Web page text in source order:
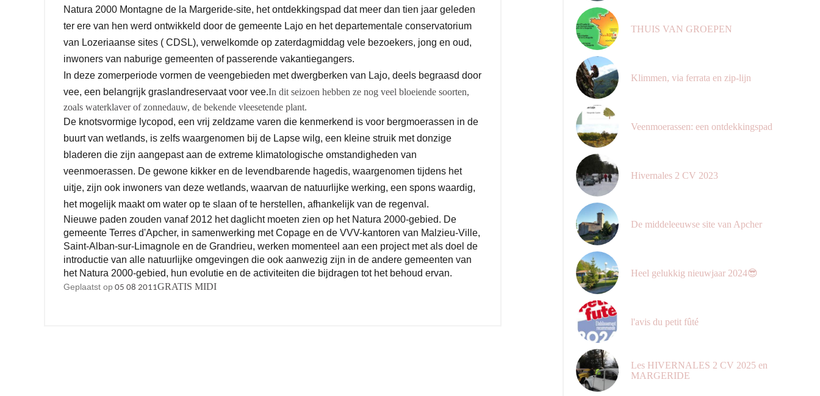
Natura 2000 Montagne de la Margeride-site, het ontdekkingspad dat meer dan tien jaar geleden
ter ere van hen werd ontwikkeld door de gemeente Lajo en het departementale conservatorium
van Lozeriaanse sites ( CDSL), verwelkomde op zaterdagmiddag vele bezoekers, jong en oud,
inwoners van naburige gemeenten of passerende vakantiegangers.
In deze zomerperiode vormen de veengebieden met dwergberken van Lajo, deels begraasd door
vee, een belangrijk graslandreservaat voor vee.In dit seizoen hebben ze nog veel bloeiende soorten,
zoals waterklaver of zonnedauw, de bekende vleesetende plant.
De knotsvormige lycopod, een vrij zeldzame varen die kenmerkend is voor bergmoerassen in de
buurt van wetlands, is zelfs waargenomen bij de Lapse wilg, een kleine struik met donzige
bladeren die zijn aangepast aan de extreme klimatologische omstandigheden van
veenmoerassen. De gewone kikker en de levendbarende hagedis, waargenomen tijdens het
uitje, zijn ook inwoners van deze wetlands, waarvan de natuurlijke werking, een spons waardig,
het mogelijk maakt om water op te slaan of te herstellen, afhankelijk van de regenval.
Nieuwe paden zouden vanaf 2012 het daglicht moeten zien op het Natura 2000-gebied. De
gemeente Terres d'Apcher, in samenwerking met Copage en de VVV-kantoren van Malzieu-Ville,
Saint-Alban-sur-Limagnole en de Grandrieu, werken momenteel aan een project met als doel de
introductie van alle natuurlijke omgevingen die ook aanwezig zijn in de andere gemeenten van
het Natura 2000-gebied, hun evolutie en de activiteiten die bijdragen tot het behoud ervan.
Geplaatst op 05 08 2011GRATIS MIDI
THUIS VAN GROEPEN
Klimmen, via ferrata en zip-lijn
Veenmoerassen: een ontdekkingspad
Hivernales 2 CV 2023
De middeleeuwse site van Apcher
Heel gelukkig nieuwjaar 2024😎
l'avis du petit fûté
Les HIVERNALES 2 CV 2025 en
MARGERIDE